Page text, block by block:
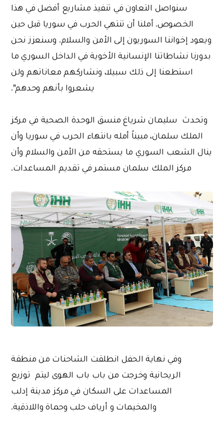
سنواصل التعاون في تنفيذ مشاريع أفضل في هذا
الخصوص. أملنا أن تنتهي الحرب في سوريا قبل حين
ويعود إخواننا السوريون إلى الأمن والسلام. وسنعزز نحن
بدورنا نشاطاتنا الإنسانية الأخوية في الداخل السوري ما
استطعنا إلى ذلك سبيلا، ونشاركهم معاناتهم ولن
يشعروا بأنهم وحدهم".
وتحدث سليمان شرياغ منسق الوحدة الصحية في مركز
الملك سلمان، مبيناً أمله بانتهاء الحرب في سوريا وأن
ينال الشعب السوري ما يستحقه من الأمن والسلام وأن
مركز الملك سلمان مستمر في تقديم المساعدات.
وفي نهاية الحفل انطلقت الشاحنات من منطقة
الريحانية وخرجت من باب باب الهوى ليتم توزيع
المساعدات على السكان في مركز مدينة إدلب
والمخيمات و أرياف حلب وحماة واللاذقية.